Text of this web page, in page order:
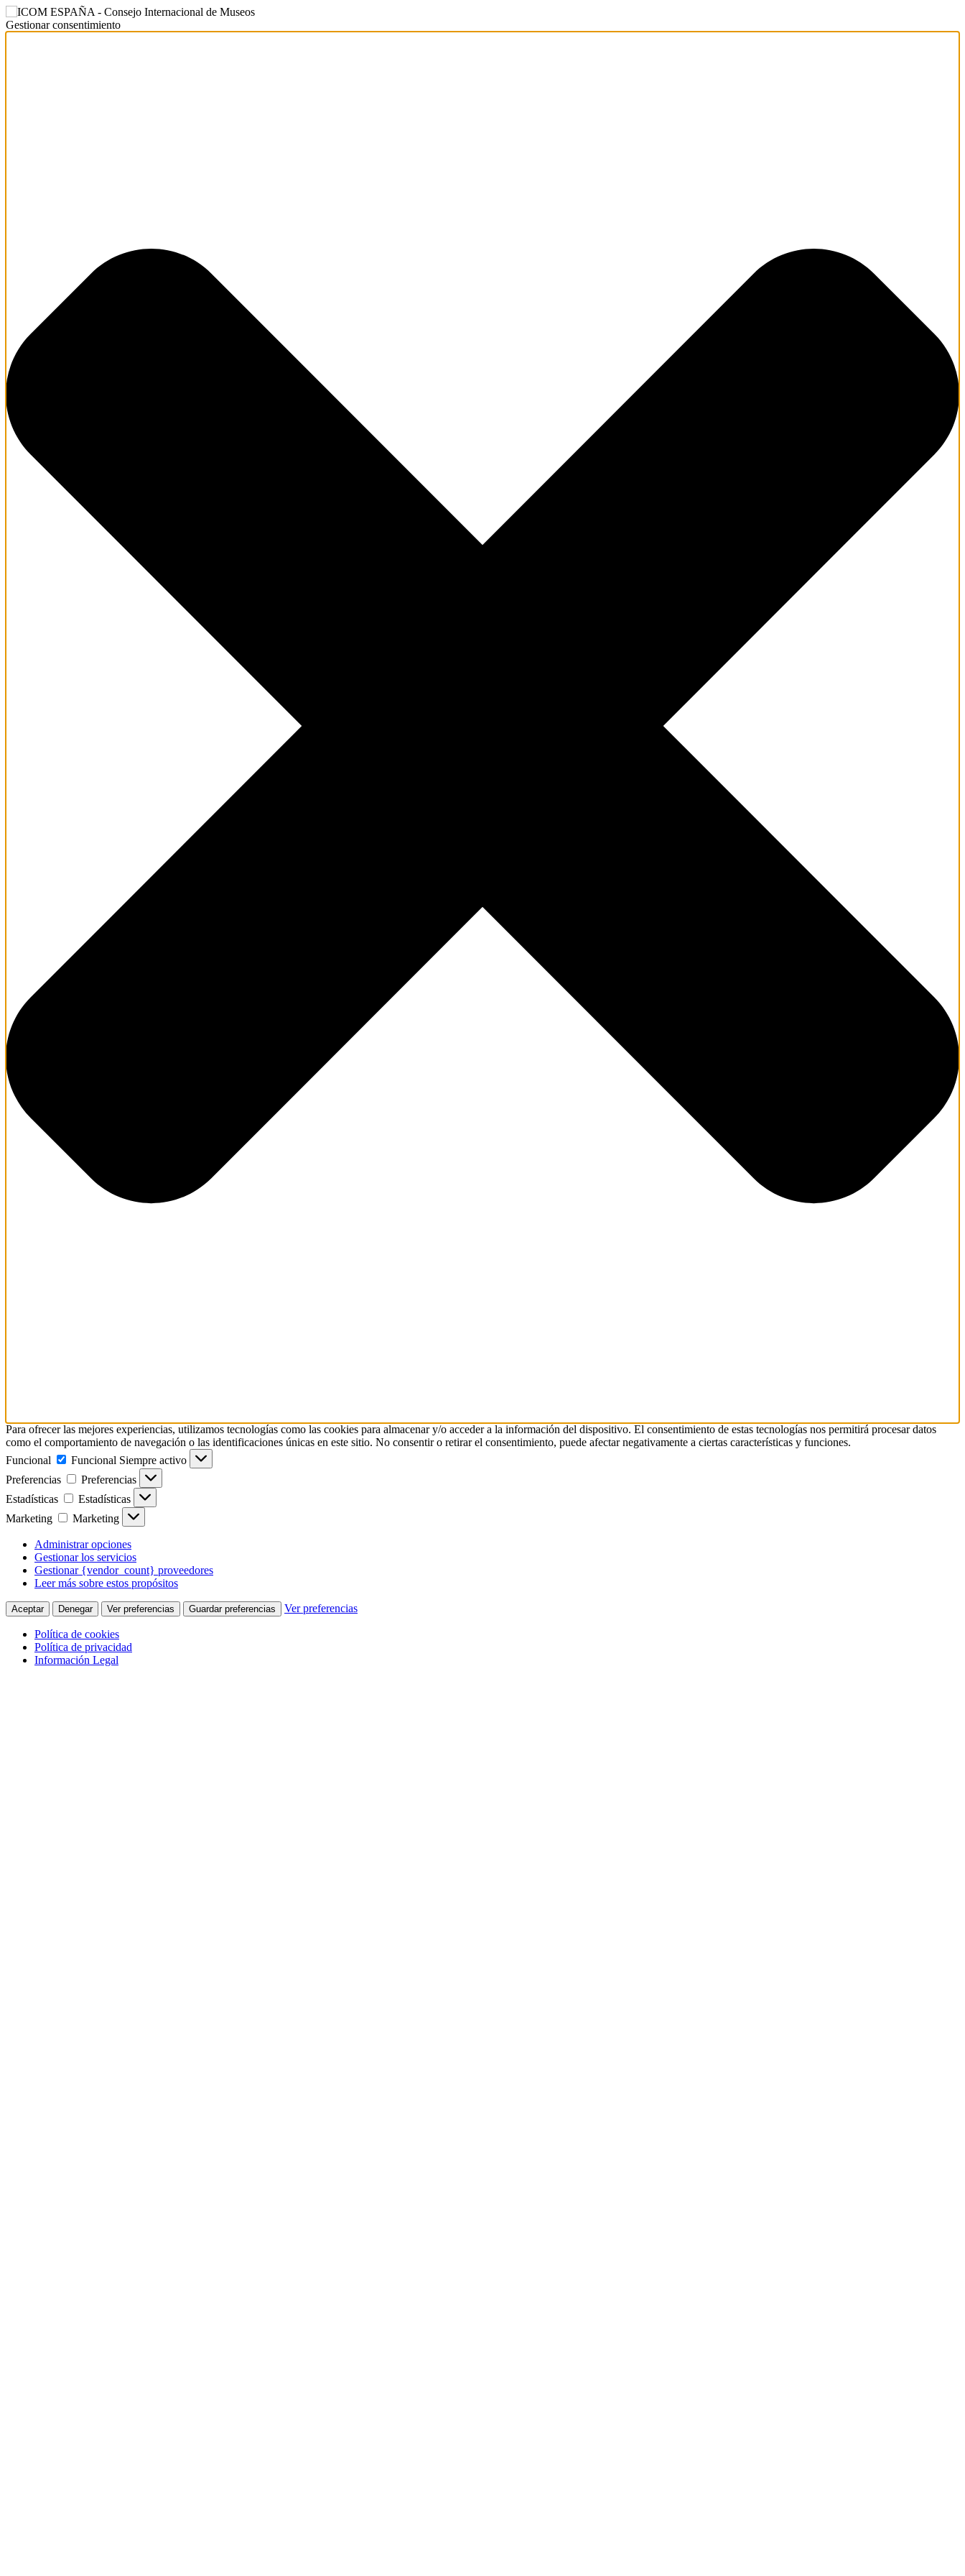
Gestionar consentimiento
Para ofrecer las mejores experiencias, utilizamos tecnologías como las cookies para almacenar y/o acceder a la información del dispositivo. El consentimiento de estas tecnologías nos permitirá procesar datos
como el comportamiento de navegación o las identificaciones únicas en este sitio. No consentir o retirar el consentimiento, puede afectar negativamente a ciertas características y funciones.
Funcional
Funcional Siempre activo
Preferencias
Preferencias
Estadísticas
Estadísticas
Marketing
Marketing
Administrar opciones
Gestionar los servicios
Gestionar {vendor_count} proveedores
Leer más sobre estos propósitos
Aceptar Denegar Ver preferencias Guardar preferencias Ver preferencias
Política de cookies
Política de privacidad
Información Legal